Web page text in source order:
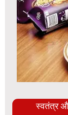
स्वतंत्र